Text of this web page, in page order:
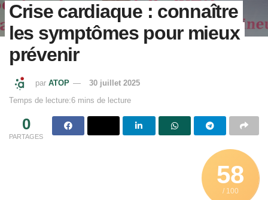
Crise cardiaque : connaître
les symptômes pour mieux
prévenir
par ATOP
30 juillet 2025
Temps de lecture:6 mins de lecture
0
PARTAGES
58
/ 100